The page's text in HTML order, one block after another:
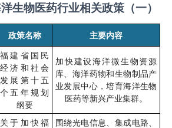
生物医药行业相关政策（一）
政策名称 主要内容
福建省国民
经济和社会
发展第十五
个五年规划
纲要
加快建设海洋微生物资源
库、海洋药物和生物制品产
业发展中心，培育海洋生物
医药等新兴产业集群。
关于加快福
围绕光电信息、集成电路、